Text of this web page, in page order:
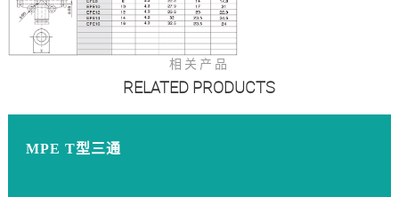
相关产品
RELATED PRODUCTS
MPE T型三通